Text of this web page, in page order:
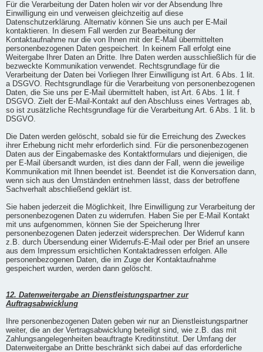
Für die Verarbeitung der Daten holen wir vor der Absendung Ihre
Einwilligung ein und verweisen gleichzeitig auf diese
Datenschutzerklärung. Alternativ können Sie uns auch per E-Mail
kontaktieren. In diesem Fall werden zur Bearbeitung der
Kontaktaufnahme nur die von Ihnen mit der E-Mail übermittelten
personenbezogenen Daten gespeichert. In keinem Fall erfolgt eine
Weitergabe Ihrer Daten an Dritte. Ihre Daten werden ausschließlich für die
bezweckte Kommunikation verwendet. Rechtsgrundlage für die
Verarbeitung der Daten bei Vorliegen Ihrer Einwilligung ist Art. 6 Abs. 1 lit.
a DSGVO. Rechtsgrundlage für die Verarbeitung von personenbezogenen
Daten, die Sie uns per E-Mail übermittelt haben, ist Art. 6 Abs. 1 lit. f
DSGVO. Zielt der E-Mail-Kontakt auf den Abschluss eines Vertrages ab,
so ist zusätzliche Rechtsgrundlage für die Verarbeitung Art. 6 Abs. 1 lit. b
DSGVO.
Die Daten werden gelöscht, sobald sie für die Erreichung des Zweckes
ihrer Erhebung nicht mehr erforderlich sind. Für die personenbezogenen
Daten aus der Eingabemaske des Kontaktformulars und diejenigen, die
per E-Mail übersandt wurden, ist dies dann der Fall, wenn die jeweilige
Kommunikation mit Ihnen beendet ist. Beendet ist die Konversation dann,
wenn sich aus den Umständen entnehmen lässt, dass der betroffene
Sachverhalt abschließend geklärt ist.
Sie haben jederzeit die Möglichkeit, Ihre Einwilligung zur Verarbeitung der
personenbezogenen Daten zu widerrufen. Haben Sie per E-Mail Kontakt
mit uns aufgenommen, können Sie der Speicherung Ihrer
personenbezogenen Daten jederzeit widersprechen. Der Widerruf kann
z.B. durch Übersendung einer Widerrufs-E-Mail oder per Brief an unsere
aus dem Impressum ersichtlichen Kontaktadressen erfolgen. Alle
personenbezogenen Daten, die im Zuge der Kontaktaufnahme
gespeichert wurden, werden dann gelöscht.
12. Datenweitergabe an Dienstleistungspartner zur
Auftragsabwicklung
Ihre personenbezogenen Daten geben wir nur an Dienstleistungspartner
weiter, die an der Vertragsabwicklung beteiligt sind, wie z.B. das mit
Zahlungsangelegenheiten beauftragte Kreditinstitut. Der Umfang der
Datenweitergabe an Dritte beschränkt sich dabei auf das erforderliche